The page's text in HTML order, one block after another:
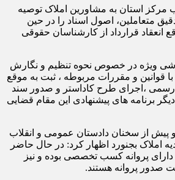
مرکز استان به مشاورین املاک توصیه
متعاملین، اصول اسناد را در حین
انعقاد قرارداد از کارشناسان حقوقی
ویژه در خصوص نحوه تنظیم و نگارش
با قوانین و مقررات مربوطه ، ثبت به موقع
رسمی ،اجرای طرح کاداستر و صدور سند
برنامه های پیشنهادی این مقام قضایی
و پیش از سخنان دادستان عمومی و انقلاب
املاک بجنورد اظهار کرد: در حال حاضر
املاک دارای پروانه کسب تخصصی بوده و نیز